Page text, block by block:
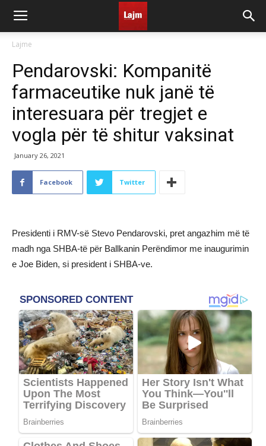
Lajme
Pendarovski: Kompanitë
farmaceutike nuk janë të
interesuara për tregjet e
vogla për të shitur vaksinat
January 26, 2021
Facebook Twitter
Presidenti i RMV-së Stevo Pendarovski, pret angazhim më të
madh nga SHBA-të për Ballkanin Perëndimor me inaugurimin
e Joe Biden, si president i SHBA-ve.